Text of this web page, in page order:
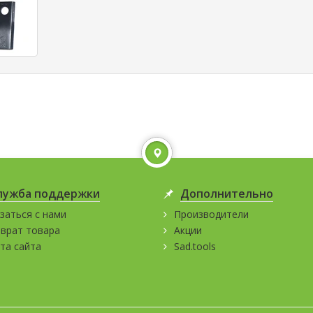
поддержки
с нами
товара
Дополнительно
Производители
Акции